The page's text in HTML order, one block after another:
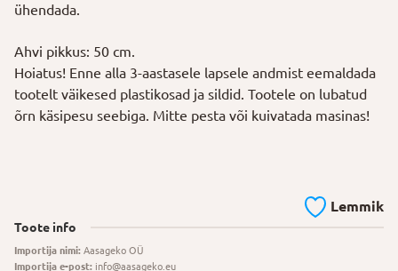
ühendada.
Ahvi pikkus: 50 cm.
Hoiatus! Enne alla 3-aastasele lapsele andmist eemaldada
tootelt väikesed plastikosad ja sildid. Tootele on lubatud
õrn käsipesu seebiga. Mitte pesta või kuivatada masinas!
Lemmik
Toote info
Importija nimi: Aasageko OÜ
Importija e-post: info@aasageko.eu